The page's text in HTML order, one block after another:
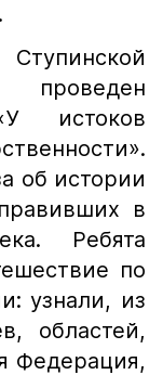
истоков
об истории
в
Ребята
по
узнали, из
областей,
Федерация,